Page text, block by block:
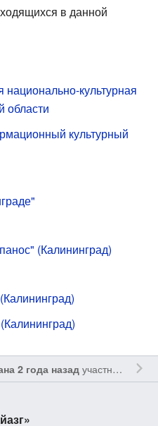
в данной
культурная
области
культурный
(Калининград)
2 года назадучастником